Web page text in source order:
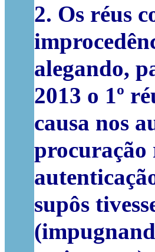
2. Os réus
alegando,
2013 o 1º
causa nos
procuração
supôs